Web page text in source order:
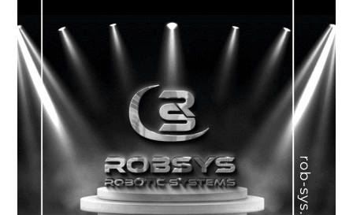
Marka
Robsys?